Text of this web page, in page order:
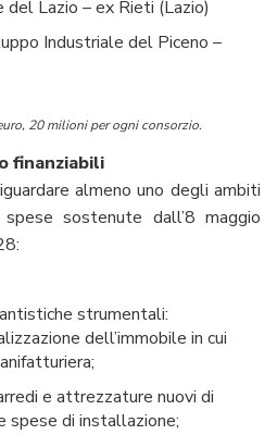
del Lazio – ex Rieti (Lazio)
Industriale del Piceno –
20 milioni per ogni consorzio.
finanziabili
almeno uno degli ambiti
sostenute dall’8 maggio
strumentali:
dell’immobile in cui
e attrezzature nuovi di
spese di installazione;